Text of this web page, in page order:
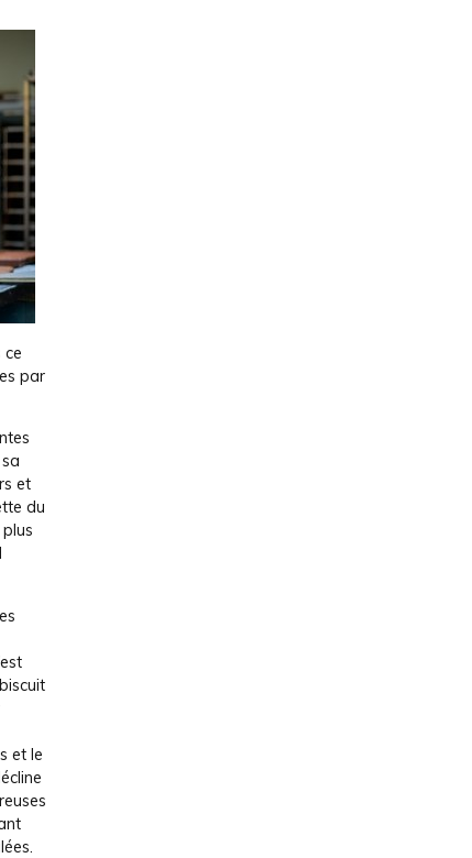
ce
par
et
du
et le